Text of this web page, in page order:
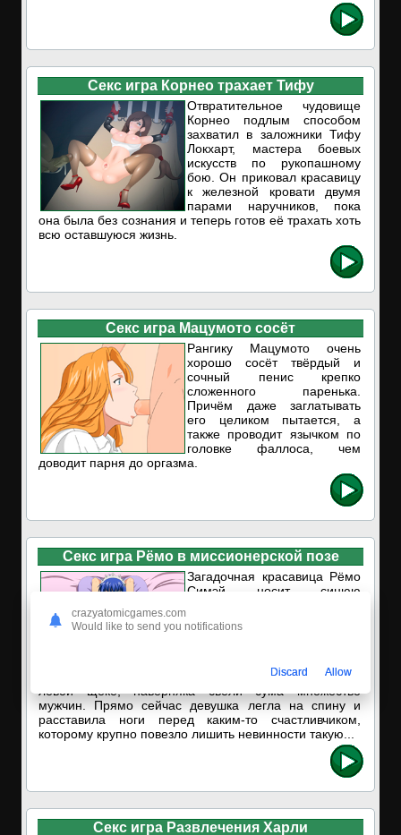
Секс игра Корнео трахает Тифу
Отвратительное чудовище
Корнео подлым способом
захватил в заложники Тифу
Локхарт, мастера боевых
искусств по рукопашному
бою. Он приковал красавицу
к железной кровати двумя
парами наручников, пока
она была без сознания и теперь готов её трахать хоть
всю оставшуюся жизнь.
Секс игра Мацумото сосёт
Рангику Мацумото очень
хорошо сосёт твёрдый и
сочный пенис крепко
сложенного паренька.
Причём даже заглатывать
его целиком пытается, а
также проводит язычком по
головке фаллоса, чем
доводит парня до оргазма.
Секс игра Рёмо в миссионерской позе
Загадочная красавица Рёмо
Симэй носит синюю
горничной, а её прошлое
окутано тайной, связанной с
зелёные глаза и родинка на
левой щеке, наверняка свели сума множество
мужчин. Прямо сейчас девушка легла на спину и
расставила ноги перед каким-то счастливчиком,
которому крупно повезло лишить невинности такую...
Секс игра Развлечения Харли
crazyatomicgames.com
Would like to send you notifications
Discard Allow